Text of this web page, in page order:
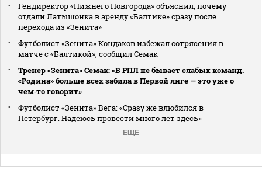
Гендиректор «Нижнего Новгорода» объяснил, почему
отдали Латышонка в аренду «Балтике» сразу после
перехода из «Зенита»
Футболист «Зенита» Кондаков избежал сотрясения в
матче с «Балтикой», сообщил Семак
Тренер «Зенита» Семак: «В РПЛ не бывает слабых команд.
«Родина» больше всех забила в Первой лиге — это уже о
чем‑то говорит»
Футболист «Зенита» Вега: «Сразу же влюбился в
Петербург. Надеюсь провести много лет здесь»
ЕЩЕ